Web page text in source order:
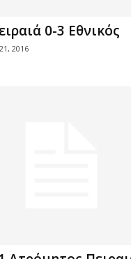
0-3 Εθνικός
2016